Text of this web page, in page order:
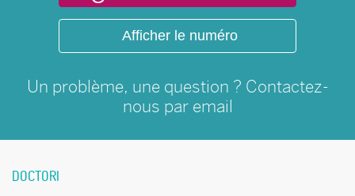
Afficher le numéro
Un problème, une question ? Contactez-
nous par email
DOCTORI